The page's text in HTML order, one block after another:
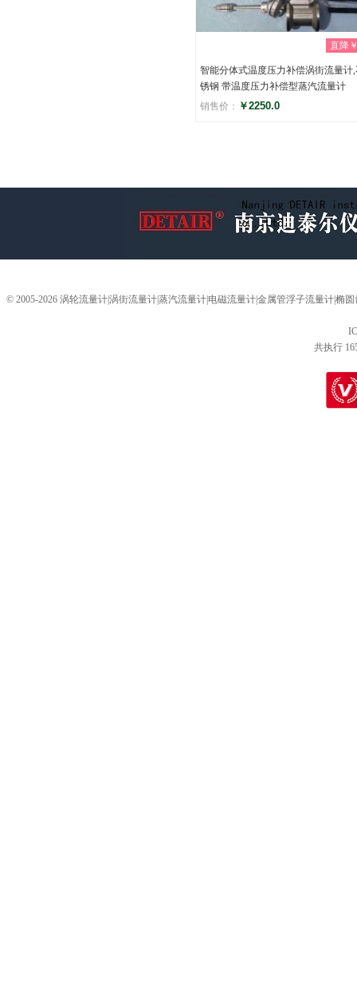
直降
智能分体式温度压力补偿涡街流量计
锈钢 带温度压力补偿型蒸汽流量计
销售价： ￥2250.0
© 2005-2026 涡轮流量计|涡街流量计|蒸汽流量计|电磁流量计|金属管浮子流量计|椭
共执行